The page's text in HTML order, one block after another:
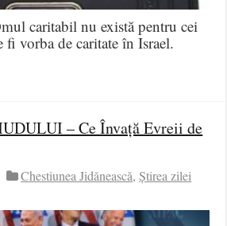
caritabil nu există pentru cei
vorba de caritate în Israel.
– Ce Învață Evreii de
Chestiunea Jidănească,Știrea zilei